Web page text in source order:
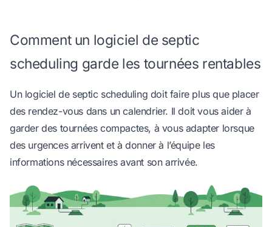
Comment un logiciel de septic
scheduling garde les tournées rentables
Un logiciel de septic scheduling doit faire plus que placer
des rendez-vous dans un calendrier. Il doit vous aider à
garder des tournées compactes, à vous adapter lorsque
des urgences arrivent et à donner à l’équipe les
informations nécessaires avant son arrivée.